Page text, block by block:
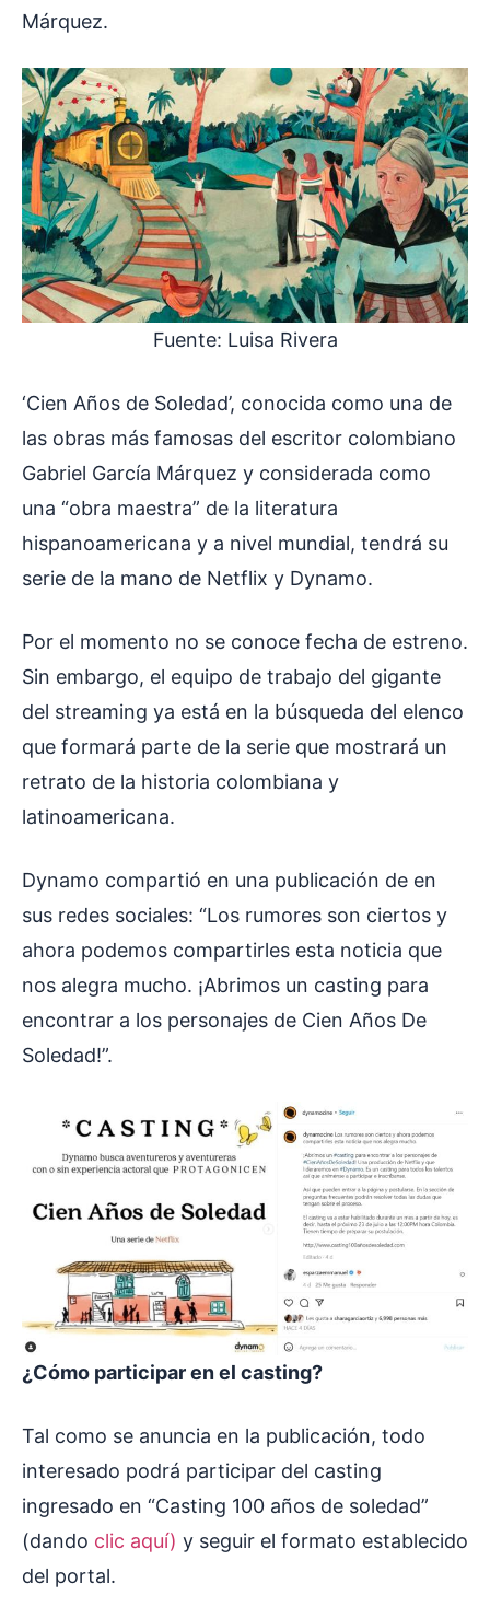
Márquez.
Fuente: Luisa Rivera
‘Cien Años de Soledad’, conocida como una de
las obras más famosas del escritor colombiano
Gabriel García Márquez y considerada como
una “obra maestra” de la literatura
hispanoamericana y a nivel mundial, tendrá su
serie de la mano de Netflix y Dynamo.
Por el momento no se conoce fecha de estreno.
Sin embargo, el equipo de trabajo del gigante
del streaming ya está en la búsqueda del elenco
que formará parte de la serie que mostrará un
retrato de la historia colombiana y
latinoamericana.
Dynamo compartió en una publicación de en
sus redes sociales: “Los rumores son ciertos y
ahora podemos compartirles esta noticia que
nos alegra mucho. ¡Abrimos un casting para
encontrar a los personajes de Cien Años De
Soledad!”.
¿Cómo participar en el casting?
Tal como se anuncia en la publicación, todo
interesado podrá participar del casting
ingresado en “Casting 100 años de soledad”
(dando clic aquí) y seguir el formato establecido
del portal.